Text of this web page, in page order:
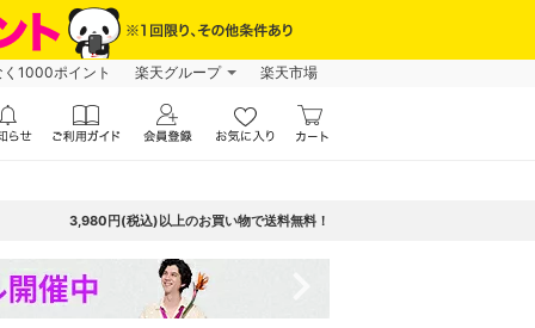
1000ポイント 楽天グループ 楽天市場
3,980円(税込)以上のお買い物で送料無料！